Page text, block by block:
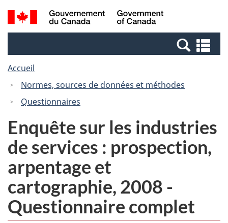
Passer
au
Passer
à
Canada
Recherche
et
et
Accueil
Normes, sources de données et méthodes
Questionnaires
Enquête sur les industries
de services : prospection,
arpentage et
cartographie, 2008 -
Questionnaire complet